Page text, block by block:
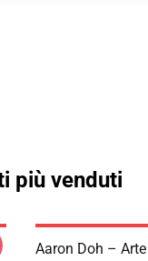
più venduti
Aaron Doh –